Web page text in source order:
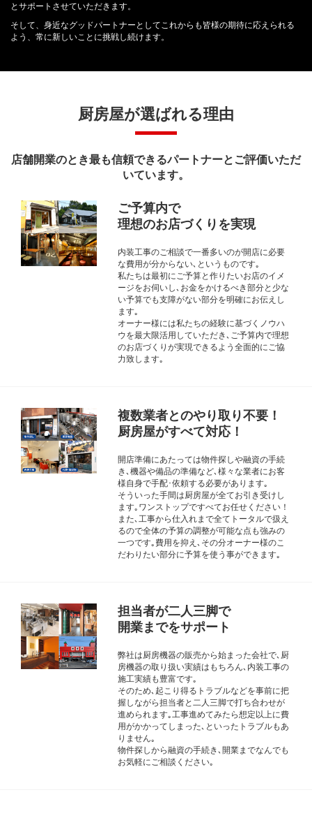
とサポートさせていただきます。
そして、身近なグッドパートナーとしてこれからも皆様の期待に応えられる
よう、常に新しいことに挑戦し続けます。
厨房屋が選ばれる理由
店舗開業のとき最も信頼できるパートナーとご評価いただ
いています。
ご予算内で
理想のお店づくりを実現
内装工事のご相談で一番多いのが開店に必要
な費用が分からない､というものです｡
私たちは最初にご予算と作りたいお店のイメ
ージをお伺いし､お金をかけるべき部分と少な
い予算でも支障がない部分を明確にお伝えし
ます｡
オーナー様には私たちの経験に基づくノウハ
ウを最大限活用していただき､ご予算内で理想
のお店づくりが実現できるよう全面的にご協
力致します｡
複数業者とのやり取り不要！
厨房屋がすべて対応！
開店準備にあたっては物件探しや融資の手続
き､機器や備品の準備など､様々な業者にお客
様自身で手配･依頼する必要があります｡
そういった手間は厨房屋が全てお引き受けし
ます｡ワンストップですべてお任せください！
また､工事から仕入れまで全てトータルで扱え
るので全体の予算の調整が可能な点も強みの
一つです｡費用を抑え､その分オーナー様のこ
だわりたい部分に予算を使う事ができます｡
担当者が二人三脚で
開業までをサポート
弊社は厨房機器の販売から始まった会社で､厨
房機器の取り扱い実績はもちろん､内装工事の
施工実績も豊富です｡
そのため､起こり得るトラブルなどを事前に把
握しながら担当者と二人三脚で打ち合わせが
進められます｡工事進めてみたら想定以上に費
用がかかってしまった､といったトラブルもあ
りません｡
物件探しから融資の手続き､開業までなんでも
お気軽にご相談ください｡